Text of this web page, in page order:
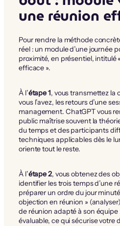
une réunion
Pour rendre la méthode
réel : un module d’une journée
proximité, en présentiel, intitulé
efficace ».
À l’étape 1, vous transmettez la
vous l’avez, les retours d’une
management. ChatGPT vous
public maîtrise souvent la
du temps et des participants
techniques applicables dès le
oriente tout le reste.
À l’étape 2, vous obtenez des
identifier les trois temps d’une
préparer un ordre du jour
objection en réunion »
de réunion adapté à son
évaluable, ce qui sécurise votre